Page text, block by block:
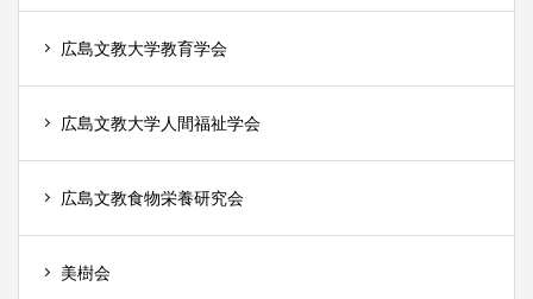
広島文教大学教育学会
広島文教大学人間福祉学会
広島文教食物栄養研究会
美樹会